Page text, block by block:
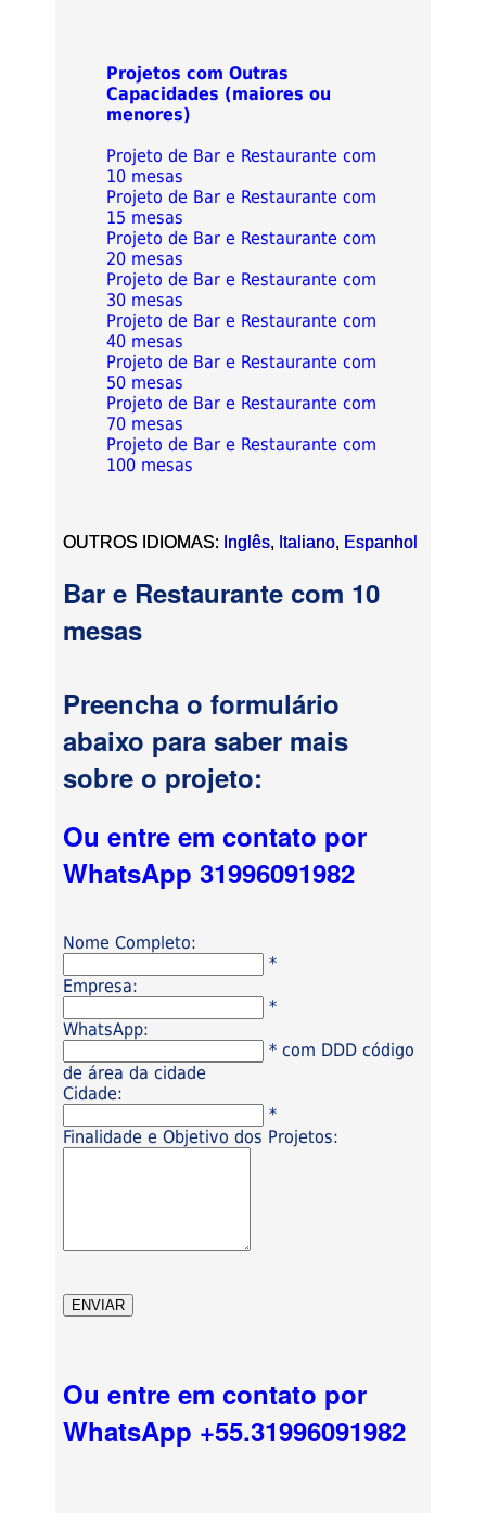
Projetos com Outras
Capacidades (maiores ou
menores)
Projeto de Bar e Restaurante com
10 mesas
Projeto de Bar e Restaurante com
15 mesas
Projeto de Bar e Restaurante com
20 mesas
Projeto de Bar e Restaurante com
30 mesas
Projeto de Bar e Restaurante com
40 mesas
Projeto de Bar e Restaurante com
50 mesas
Projeto de Bar e Restaurante com
70 mesas
Projeto de Bar e Restaurante com
100 mesas
OUTROS IDIOMAS: Inglês, Italiano, Espanhol
Bar e Restaurante com 10
mesas
Preencha o formulário
abaixo para saber mais
sobre o projeto:
Ou entre em contato por
WhatsApp 31996091982
Nome Completo:
*
Empresa:
*
WhatsApp:
* com DDD código
de área da cidade
Cidade:
*
Finalidade e Objetivo dos Projetos:
Ou entre em contato por
WhatsApp +55.31996091982